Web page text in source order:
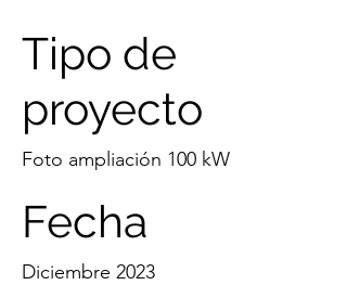
Tipo de
proyecto
Foto ampliación 100 kW
Fecha
Diciembre 2023